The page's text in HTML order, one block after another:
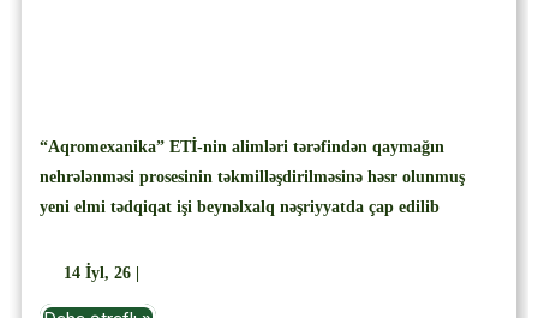
“Aqromexanika” ETİ-nin alimləri tərəfindən qaymağın
nehrələnməsi prosesinin təkmilləşdirilməsinə həsr olunmuş
yeni elmi tədqiqat işi beynəlxalq nəşriyyatda çap edilib
14 İyl, 26